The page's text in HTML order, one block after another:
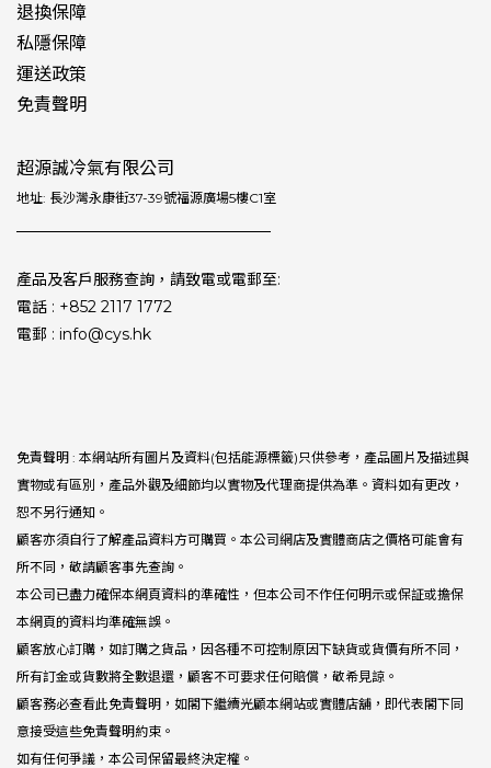
退換保障
私隱保障
運送政策
免責聲明
超源誠冷氣有限公司
地址: 長沙灣永康街37-39號福源廣場5樓C1室
產品及客戶服務查詢，請致電或電郵至:
電話 : +852 2117 1772
電郵 : info@cys.hk
免責聲明 : 本網站所有圖片及資料(包括能源標籤)只供參考，產品圖片及描述與
實物或有區別，產品外觀及細節均以實物及代理商提供為準。資料如有更改，
恕不另行通知。
顧客亦須自行了解產品資料方可購買。本公司網店及實體商店之價格可能會有
所不同，敬請顧客事先查詢。
本公司已盡力確保本網頁資料的準確性，但本公司不作任何明示或保証或擔保
本網頁的資料均準確無誤。
顧客放心訂購，如訂購之貨品，因各種不可控制原因下缺貨或貨價有所不同，
所有訂金或貨數將全數退還，顧客不可要求任何賠償，敬希見諒。
顧客務必查看此免責聲明，如閣下繼續光顧本網站或實體店舖，即代表閣下同
意接受這些免責聲明約束。
如有任何爭議，本公司保留最終決定權。